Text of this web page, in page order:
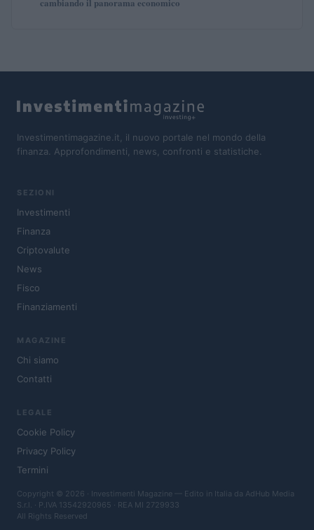
Investimentimagazine.it, il nuovo portale nel mondo della
finanza. Approfondimenti, news, confronti e statistiche.
SEZIONI
Investimenti
Finanza
Criptovalute
News
Fisco
Finanziamenti
MAGAZINE
Chi siamo
Contatti
LEGALE
Cookie Policy
Privacy Policy
Termini
Copyright © 2026 · Investimenti Magazine — Edito in Italia da AdHub Media
S.r.l. · P.IVA 13542920965 · REA MI 2729933
All Rights Reserved